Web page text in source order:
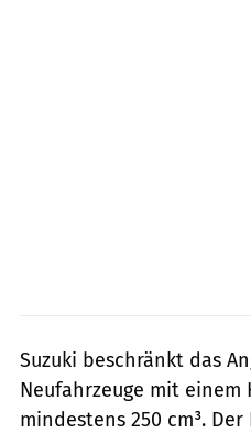
Suzuki beschränkt das
Neufahrzeuge mit einem
mindestens 250 cm³.